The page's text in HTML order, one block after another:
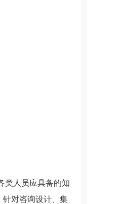
类人员应具备的知
针对咨询设计、集